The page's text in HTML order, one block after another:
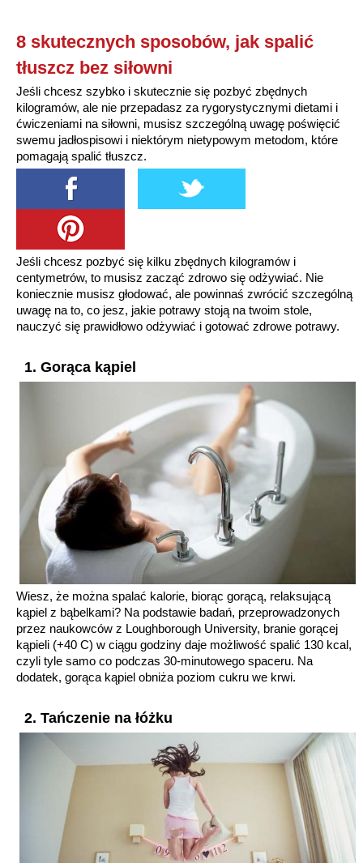
8 skutecznych sposobów, jak spalić
tłuszcz bez siłowni
Jeśli chcesz szybko i skutecznie się pozbyć zbędnych
kilogramów, ale nie przepadasz za rygorystycznymi dietami i
ćwiczeniami na siłowni, musisz szczególną uwagę poświęcić
swemu jadłospisowi i niektórym nietypowym metodom, które
pomagają spalić tłuszcz.
Jeśli chcesz pozbyć się kilku zbędnych kilogramów i
centymetrów, to musisz zacząć zdrowo się odżywiać. Nie
koniecznie musisz głodować, ale powinnaś zwrócić szczególną
uwagę na to, co jesz, jakie potrawy stoją na twoim stole,
nauczyć się prawidłowo odżywiać i gotować zdrowe potrawy.
1. Gorąca kąpiel
Wiesz, że można spalać kalorie, biorąc gorącą, relaksującą
kąpiel z bąbelkami? Na podstawie badań, przeprowadzonych
przez naukowców z Loughborough University, branie gorącej
kąpieli (+40 C) w ciągu godziny daje możliwość spalić 130 kcal,
czyli tyle samo co podczas 30-minutowego spaceru. Na
dodatek, gorąca kąpiel obniża poziom cukru we krwi.
2. Tańczenie na łóżku